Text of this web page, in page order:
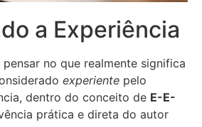
a Experiência
no que realmente significa
experiente pelo
dentro do conceito de E-E-
prática e direta do autor